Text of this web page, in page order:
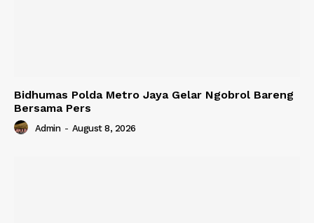
Bidhumas Polda Metro Jaya Gelar Ngobrol Bareng
Bersama Pers
Admin - August 8, 2026